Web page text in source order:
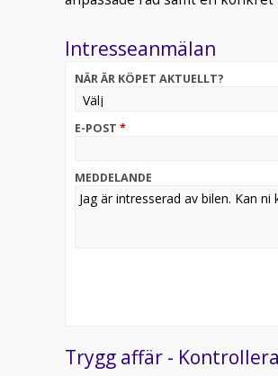
Intresseanmälan
NÄR ÄR KÖPET AKTUELLT?
E-POST *
MEDDELANDE
Trygg affär -